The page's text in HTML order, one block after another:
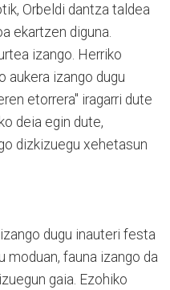
Orbeldi dantza taldea
ekartzen diguna.
izango. Herriko
aukera izango dugu
etorrera" iragarri dute
deia egin dute,
dizkizuegu xehetasun
dugu inauteri festa
moduan, fauna izango da
gaia. Ezohiko